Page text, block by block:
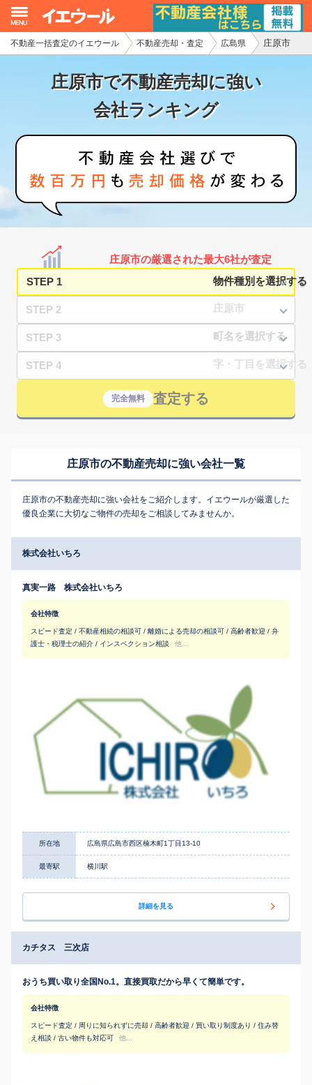
不動産一括査定のイエウール 不動産売却・査定 広島県 庄原市
庄原市で不動産売却に強い
会社ランキング
庄原市の厳選された最大6社が査定
STEP 1
STEP 2
STEP 3
STEP 4
完全無料 査定する
庄原市の不動産売却に強い会社一覧
庄原市の不動産売却に強い会社をご紹介します。イエウールが厳選した
優良企業に大切なご物件の売却をご相談してみませんか。
株式会社いちろ
真実一路 株式会社いちろ
会社特徴
スピード査定 / 不動産相続の相談可 / 離婚による売却の相談可 / 高齢者歓迎 / 弁
護士・税理士の紹介 / インスペクション相談
他...
所在地 広島県広島市西区楠木町1丁目13-10
最寄駅 横川駅
詳細を見る
カチタス 三次店
おうち買い取り全国No.1。直接買取だから早くて簡単です。
会社特徴
スピード査定 / 周りに知られずに売却 / 高齢者歓迎 / 買い取り制度あり / 住み替
え相談 / 古い物件も対応可
他...
イエウール加盟希望の不動産会社様
初めての方へ
不動産の売却・一括査定
家査定シミュレーター
お問い合わせ